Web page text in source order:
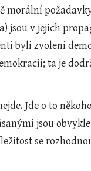
morální
jsou v jejich
byli zvoleni
ta je
Jde o to někoho
jsou
se